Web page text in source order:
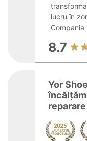
lucru în
8.7
Yor
reparare